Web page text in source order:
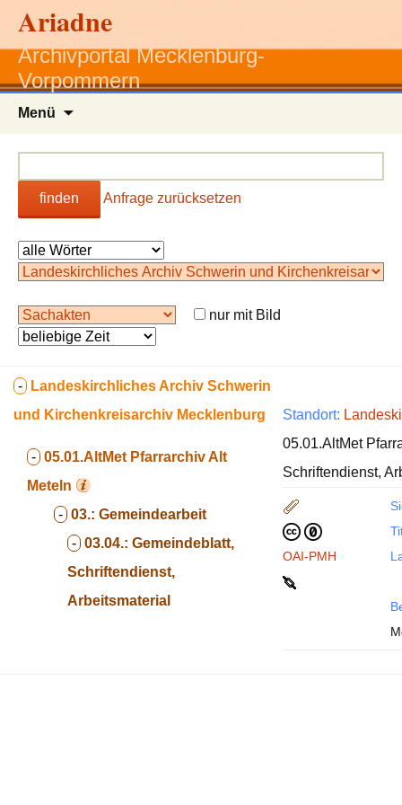
Ariadne
Archivportal Mecklenburg-
Vorpommern
Menü
finden Anfrage zurücksetzen
nur mit Bild
- Landeskirchliches Archiv Schwerin
und Kirchenkreisarchiv Mecklenburg
- 05.01.AltMet Pfarrarchiv Alt
Meteln
- 03.: Gemeindearbeit
- 03.04.: Gemeindeblatt,
Schriftendienst,
Arbeitsmaterial
Standort:
05.01.AltMet
Schriftendienst,
OAI-PMH